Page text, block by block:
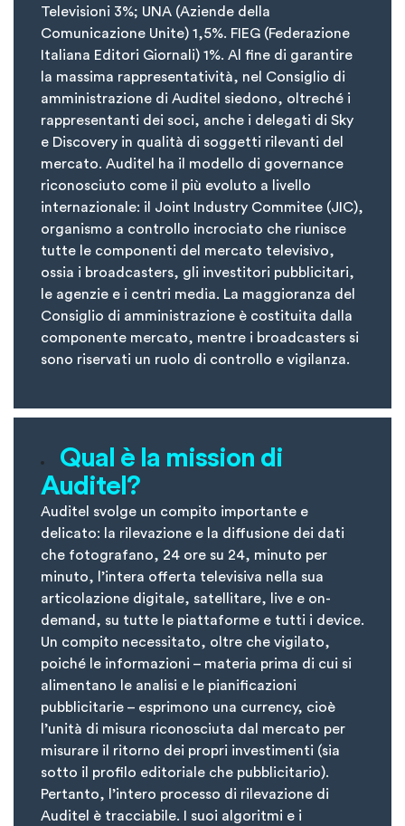
Televisioni 3%; UNA (Aziende della
Comunicazione Unite) 1,5%. FIEG (Federazione
Italiana Editori Giornali) 1%. Al fine di garantire
la massima rappresentatività, nel Consiglio di
amministrazione di Auditel siedono, oltreché i
rappresentanti dei soci, anche i delegati di Sky
e Discovery in qualità di soggetti rilevanti del
mercato. Auditel ha il modello di governance
riconosciuto come il più evoluto a livello
internazionale: il Joint Industry Commitee (JIC),
organismo a controllo incrociato che riunisce
tutte le componenti del mercato televisivo,
ossia i broadcasters, gli investitori pubblicitari,
le agenzie e i centri media. La maggioranza del
Consiglio di amministrazione è costituita dalla
componente mercato, mentre i broadcasters si
sono riservati un ruolo di controllo e vigilanza.
Qual è la mission di
Auditel?
Auditel svolge un compito importante e
delicato: la rilevazione e la diffusione dei dati
che fotografano, 24 ore su 24, minuto per
minuto, l’intera offerta televisiva nella sua
articolazione digitale, satellitare, live e on-
demand, su tutte le piattaforme e tutti i device.
Un compito necessitato, oltre che vigilato,
poiché le informazioni – materia prima di cui si
alimentano le analisi e le pianificazioni
pubblicitarie – esprimono una currency, cioè
l’unità di misura riconosciuta dal mercato per
misurare il ritorno dei propri investimenti (sia
sotto il profilo editoriale che pubblicitario).
Pertanto, l’intero processo di rilevazione di
Auditel è tracciabile. I suoi algoritmi e i